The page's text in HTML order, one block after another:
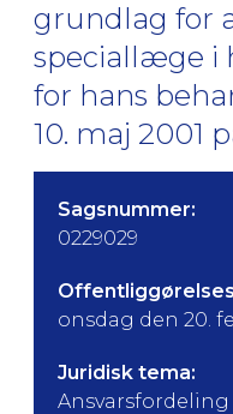
grundlag for
speciallæge i
for hans
10. maj 2001
Sagsnummer:
0229029
onsdag den 20.
Juridisk tema:
Ansvarsfordeling